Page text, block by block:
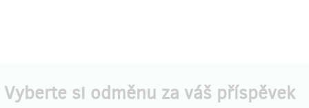
Vyberte si odměnu za váš příspěvek